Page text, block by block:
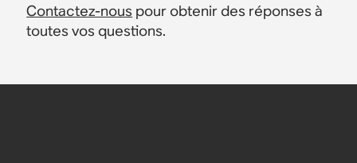
Contactez-nous pour obtenir des réponses à
toutes vos questions.